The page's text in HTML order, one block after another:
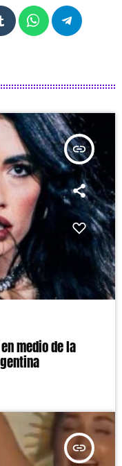
insert_link
medio de la
insert_link